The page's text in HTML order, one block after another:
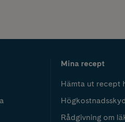
Mina recept
Hämta ut recept
Rådgivning om